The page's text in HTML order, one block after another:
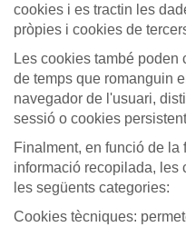
cookies i es tractin les
pròpies i cookies de
Les cookies també poden
de temps que romanguin
navegador de l'usuari,
sessió o cookies
Finalment, en funció de la
informació recopilada, les
les següents categories:
Cookies tècniques: